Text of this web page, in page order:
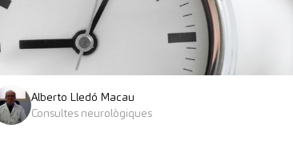
Alberto Lledó Macau
Consultes neurològiques